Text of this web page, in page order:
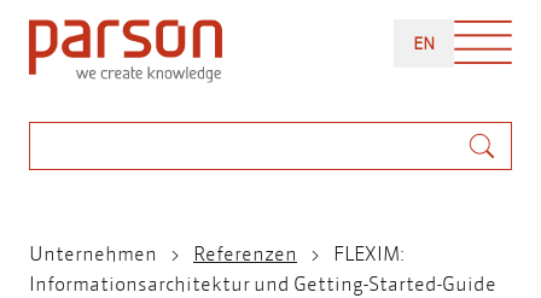
Direkt
zum
Inhalt
ENENGLISH
Pfadnavigation
Unternehmen Referenzen
FLEXIM:
Informationsarchitektur und Getting-Started-Guide